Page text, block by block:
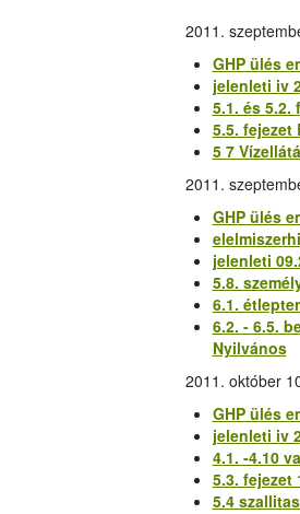
2011.
GHP ülés
jelenleti iv
5.1. és 5.2.
5.5. fejezet
5 7
2011.
GHP ülés
jelenleti
5.8.
6.1.
6.2. - 6.5.
Nyilvános
2011. október
GHP ülés
jelenleti iv
4.1. -4.10
5.3. fejezet
5.4